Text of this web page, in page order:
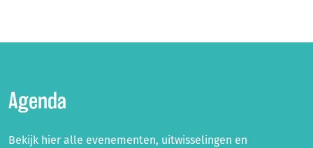
Agenda
Bekijk hier alle evenementen, uitwisselingen en